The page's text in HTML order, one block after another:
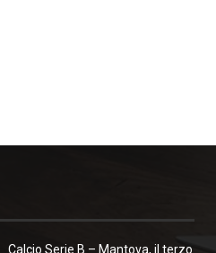
Calcio Serie B – Mantova, il terzo